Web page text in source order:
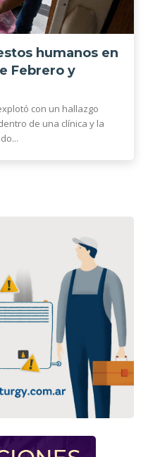
humanos en
Febrero y
con un hallazgo
de una clínica y la